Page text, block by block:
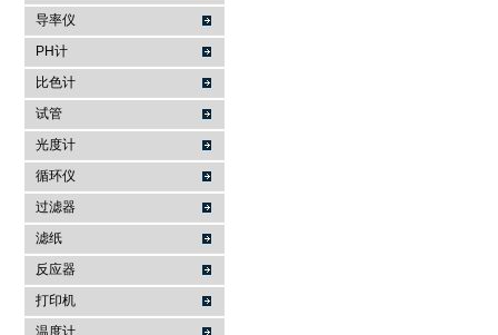
导率仪
PH计
比色计
试管
光度计
循环仪
过滤器
滤纸
反应器
打印机
温度计